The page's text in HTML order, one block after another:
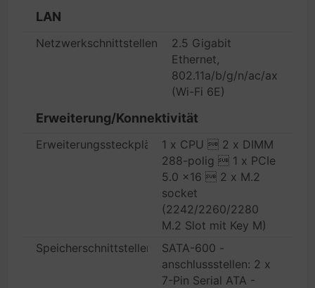
LAN
Netzwerkschnittstellen
2.5 Gigabit
Ethernet,
802.11a/b/g/n/ac/ax
(Wi-Fi 6E)
Erweiterung/Konnektivität
Erweiterungssteckplätze1 x CPU  2 x DIMM
288-polig  1 x PCIe
5.0 x16  2 x M.2
socket
(2242/2260/2280
M.2 Slot mit Key M)
Speicherschnittstellen
SATA-600 -
anschlussstellen: 2 x
7-Pin Serial ATA -